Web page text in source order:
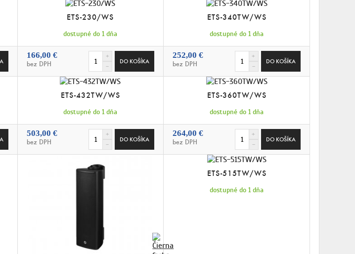
ETS-230/WS
dostupné do 1 dňa
166,00 €
bez DPH
ETS-340TW/WS
dostupné do 1 dňa
252,00 €
bez DPH
ETS-432TW/WS
dostupné do 1 dňa
503,00 €
bez DPH
ETS-360TW/WS
dostupné do 1 dňa
264,00 €
bez DPH
ETS-515TW/WS
dostupné do 1 dňa